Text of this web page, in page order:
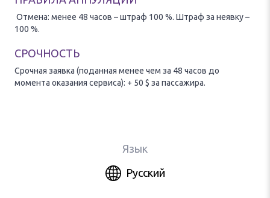
Отмена: менее 48 часов – штраф 100 %. Штраф за неявку –
100 %.
СРОЧНОСТЬ
Срочная заявка (поданная менее чем за 48 часов до
момента оказания сервиса): + 50 $ за пассажира.
Язык
Русский